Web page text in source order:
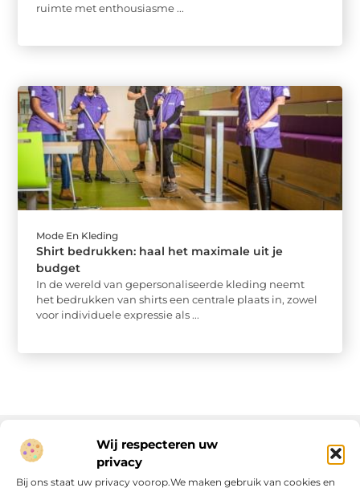
Wij respecteren uw
privacy
Bij ons staat uw privacy voorop.We maken gebruik van cookies en
ruimte met enthousiasme ...
Mode En Kleding
Shirt bedrukken: haal het maximale uit je
budget
In de wereld van gepersonaliseerde kleding neemt
het bedrukken van shirts een centrale plaats in, zowel
voor individuele expressie als ...
Onze informatie